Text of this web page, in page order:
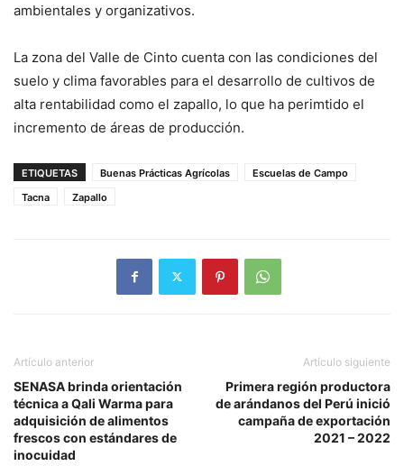
ambientales y organizativos.
La zona del Valle de Cinto cuenta con las condiciones del
suelo y clima favorables para el desarrollo de cultivos de
alta rentabilidad como el zapallo, lo que ha perimtido el
incremento de áreas de producción.
ETIQUETAS Buenas Prácticas Agrícolas
Escuelas de Campo
Tacna
Zapallo
Artículo anterior
SENASA brinda orientación
técnica a Qali Warma para
adquisición de alimentos
frescos con estándares de
inocuidad
Artículo siguiente
Primera región productora
de arándanos del Perú inició
campaña de exportación
2021 – 2022